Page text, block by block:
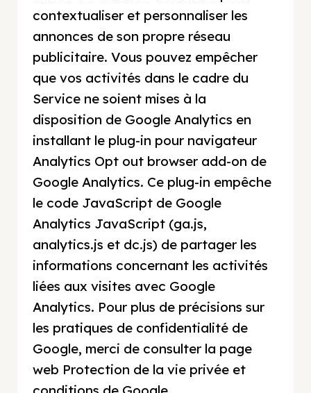
contextualiser et personnaliser les
annonces de son propre réseau
publicitaire. Vous pouvez empêcher
que vos activités dans le cadre du
Service ne soient mises à la
disposition de Google Analytics en
installant le plug-in pour navigateur
Analytics Opt out browser add-on de
Google Analytics. Ce plug-in empêche
le code JavaScript de Google
Analytics JavaScript (ga.js,
analytics.js et dc.js) de partager les
informations concernant les activités
liées aux visites avec Google
Analytics. Pour plus de précisions sur
les pratiques de confidentialité de
Google, merci de consulter la page
web Protection de la vie privée et